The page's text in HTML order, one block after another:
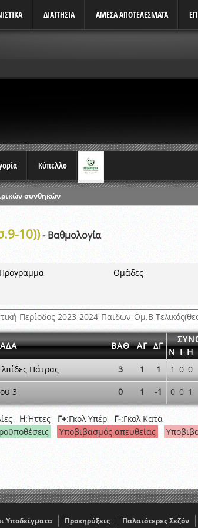
ΔΙΑΙΤΗΣΙΑ ΑΜΕΣΑ ΑΠΟΤΕΛΕΣΜΑΤΑ
Κύπελλο
συνθηκών
γραπτών εξετάσεων και αγωνιστικών δοκιμασιών
Σεμιναρίου προεπιλογής Διαιτητών και
10))- Βαθμολογία
Πρόγραμμα Ομάδες
ΒΑΘ ΑΓ ΔΓ
Ν Ι Η
Πάτρας 3 1 1 1 0 0
3 0 1 -1 0 0 1
Η:Ήττες Γ+:Γκολ Υπέρ Γ-:Γκολ Κατά
Υποβιβασμός απευθείας
Υποδείγματα Προκηρύξεις Παλαιότερες Σεζόν